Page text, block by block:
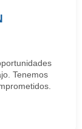
Tenemos